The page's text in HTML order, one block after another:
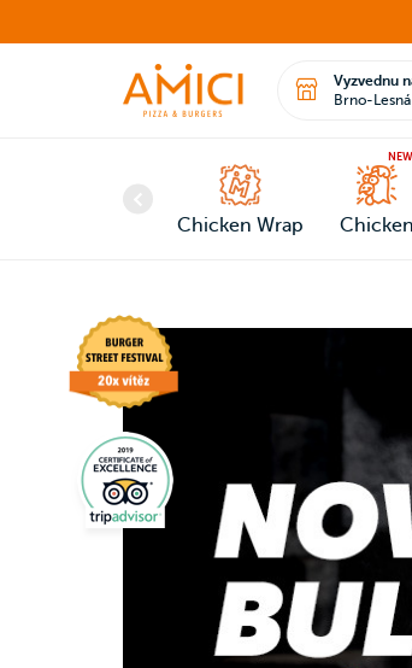
Vyzvednu
Brno-Lesná
Chicken Wrap Chicken
NEW